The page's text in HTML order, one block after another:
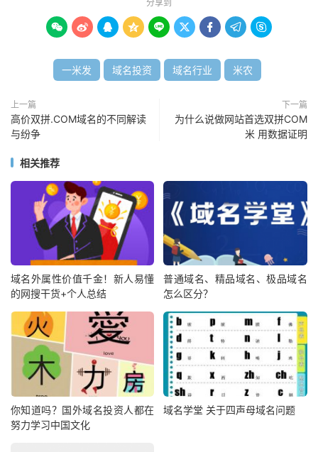
分享到
        
一米发 域名投资 域名行业 米农
上一篇
高价双拼.COM域名的不同解读
与纷争
下一篇
为什么说做网站首选双拼COM
米 用数据证明
相关推荐
域名外属性价值千金！新人易懂
的网搜干货+个人总结
普通域名、精品域名、极品域名
怎么区分？
你知道吗？国外域名投资人都在
努力学习中国文化
域名学堂 关于四声母域名问题